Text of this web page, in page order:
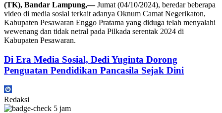
(TK), Bandar Lampung,—Jumat (04/10/2024), beredar beberapa
video di media sosial terkait adanya Oknum Camat Negerikaton,
Kabupaten Pesawaran Enggo Pratama yang diduga telah menyalahi
wewenang dan tidak netral pada Pilkada serentak 2024 di
Kabupaten Pesawaran.
Di Era Media Sosial, Dedi Yuginta Dorong
Penguatan Pendidikan Pancasila Sejak Dini
Redaksi
5 jam